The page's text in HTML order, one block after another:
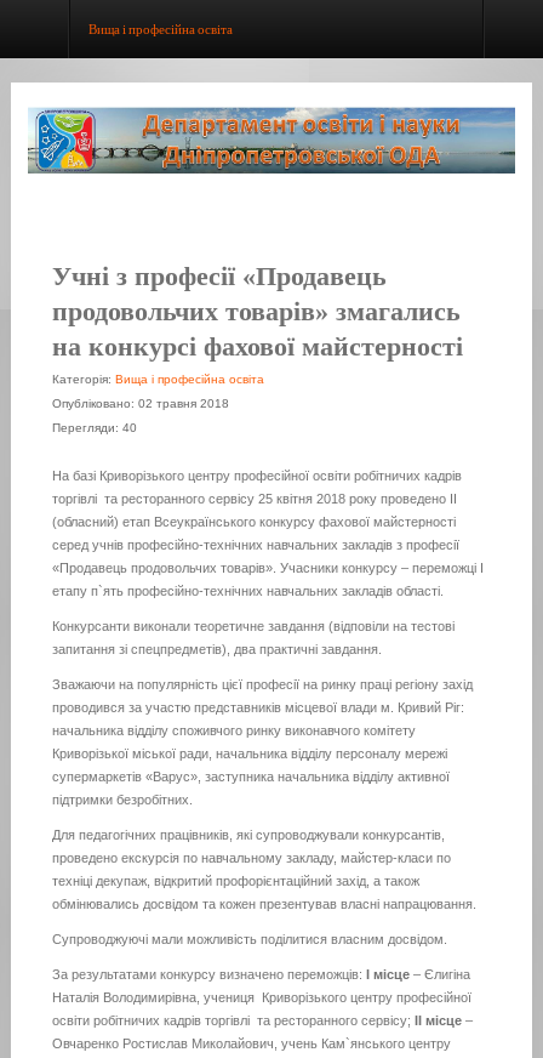
Вища і професійна освіта
Учні з професії «Продавець
продовольчих товарів» змагались
на конкурсі фахової майстерності
Категорія: Вища і професійна освіта
Опубліковано: 02 травня 2018
Перегляди: 40
На базі Криворізького центру професійної освіти робітничих кадрів
торгівлі та ресторанного сервісу 25 квітня 2018 року проведено ІІ
(обласний) етап Всеукраїнського конкурсу фахової майстерності
серед учнів професійно-технічних навчальних закладів з професії
«Продавець продовольчих товарів». Учасники конкурсу – переможці І
етапу п`ять професійно-технічних навчальних закладів області.
Конкурсанти виконали теоретичне завдання (відповіли на тестові
запитання зі спецпредметів), два практичні завдання.
Зважаючи на популярність цієї професії на ринку праці регіону захід
проводився за участю представників місцевої влади м. Кривий Ріг:
начальника відділу споживчого ринку виконавчого комітету
Криворізької міської ради, начальника відділу персоналу мережі
супермаркетів «Варус», заступника начальника відділу активної
підтримки безробітних.
Для педагогічних працівників, які супроводжували конкурсантів,
проведено екскурсія по навчальному закладу, майстер-класи по
техніці декупаж, відкритий профорієнтаційний захід, а також
обмінювались досвідом та кожен презентував власні напрацювання.
Супроводжуючі мали можливість поділитися власним досвідом.
За результатами конкурсу визначено переможців: І місце– Єлигіна
Наталія Володимирівна, учениця Криворізького центру професійної
освіти робітничих кадрів торгівлі та ресторанного сервісу;
ІІ місце–
Овчаренко Ростислав Миколайович, учень Кам`янського центру